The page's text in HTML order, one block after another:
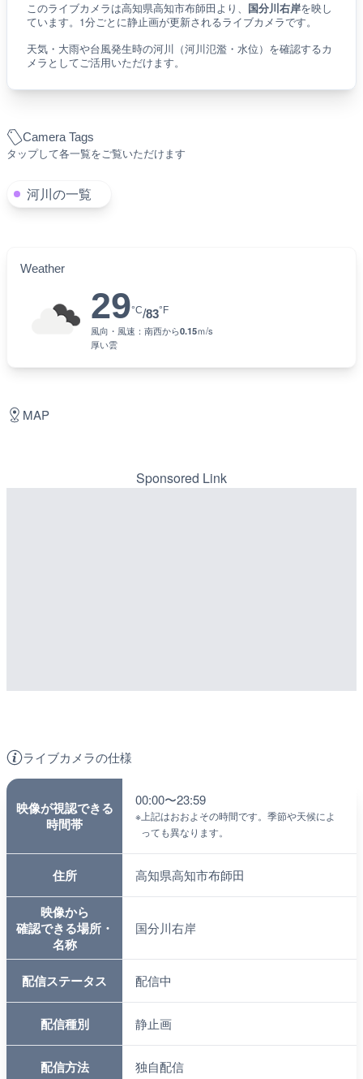
Camera Tags
タップして各一覧をご覧いただけます
河川の一覧
Weather
29°C/83°F
風向・風速： 南西から0.15ｍ/s
厚い雲
このライブカメラは高知県高知市布師田より、 国分川右岸を映し
ています。1分ごとに静止画が更新されるライブカメラです。
天気・大雨や台風発生時の河川（河川氾濫・水位）を確認するカ
メラとしてご活用いただけます。
ライブカメラの仕様
映像が視認できる
時間帯
00:00〜23:59
※ 上記はおおよその時間です。季節や天候によ
っても異なります。
住所 高知県高知市布師田
映像から
確認できる場所・
名称
国分川右岸
配信ステータス 配信中
配信種別 静止画
配信方法 独自配信
MAP
Sponsored Link